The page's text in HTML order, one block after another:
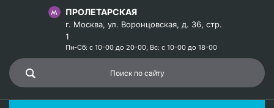
ПРОЛЕТАРСКАЯ
г. Москва, ул. Воронцовская, д. 36, стр.
1
Пн-Сб: с 10-00 до 20-00, Вс: с 10-00 до 18-00